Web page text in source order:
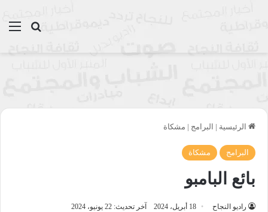
بحث
الرئيسية | البرامج | مشكاة
البرامج مشكاة
بائع البامبو
راديو النجاح 18 أبريل، 2024 آخر تحديث: 22 يونيو، 2024